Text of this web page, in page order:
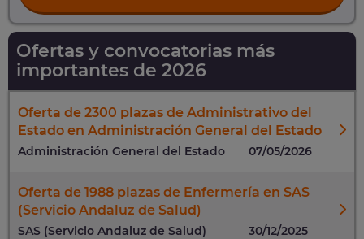
Ofertas y convocatorias más
importantes de 2026
Oferta de 2300 plazas de Administrativo del
Estado en Administración General del Estado
Administración General del Estado 07/05/2026
Oferta de 1988 plazas de Enfermería en SAS
(Servicio Andaluz de Salud)
SAS (Servicio Andaluz de Salud) 30/12/2025